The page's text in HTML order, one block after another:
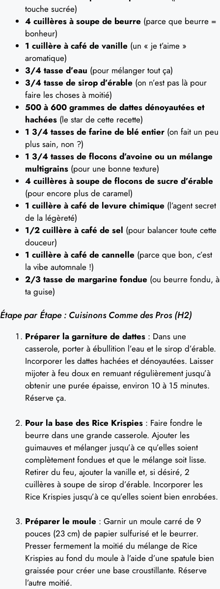
touche sucrée)
4 cuillères à soupe de beurre (parce que beurre =
bonheur)
1 cuillère à café de vanille (un « je t’aime »
aromatique)
3/4 tasse d’eau (pour mélanger tout ça)
3/4 tasse de sirop d’érable (on n’est pas là pour
faire les choses à moitié)
500 à 600 grammes de dattes dénoyautées et
hachées (le star de cette recette)
1 3/4 tasses de farine de blé entier (on fait un peu
plus sain, non ?)
1 3/4 tasses de flocons d’avoine ou un mélange
multigrains (pour une bonne texture)
4 cuillères à soupe de flocons de sucre d’érable
(pour encore plus de caramel)
1 cuillère à café de levure chimique (l’agent secret
de la légèreté)
1/2 cuillère à café de sel (pour balancer toute cette
douceur)
1 cuillère à café de cannelle (parce que bon, c’est
la vibe automnale !)
2/3 tasse de margarine fondue (ou beurre fondu, à
ta guise)
Étape par Étape : Cuisinons Comme des Pros (H2)
Préparer la garniture de dattes : Dans une
casserole, porter à ébullition l’eau et le sirop d’érable.
Incorporer les dattes hachées et dénoyautées. Laisser
mijoter à feu doux en remuant régulièrement jusqu’à
obtenir une purée épaisse, environ 10 à 15 minutes.
Réserve ça.
Pour la base des Rice Krispies : Faire fondre le
beurre dans une grande casserole. Ajouter les
guimauves et mélanger jusqu’à ce qu’elles soient
complètement fondues et que le mélange soit lisse.
Retirer du feu, ajouter la vanille et, si désiré, 2
cuillères à soupe de sirop d’érable. Incorporer les
Rice Krispies jusqu’à ce qu’elles soient bien enrobées.
Préparer le moule : Garnir un moule carré de 9
pouces (23 cm) de papier sulfurisé et le beurrer.
Presser fermement la moitié du mélange de Rice
Krispies au fond du moule à l’aide d’une spatule bien
graissée pour créer une base croustillante. Réserve
l’autre moitié.